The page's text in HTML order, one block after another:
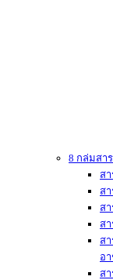
8 กล่มสา
สา
สา
ส
ส
สา
อ
สา